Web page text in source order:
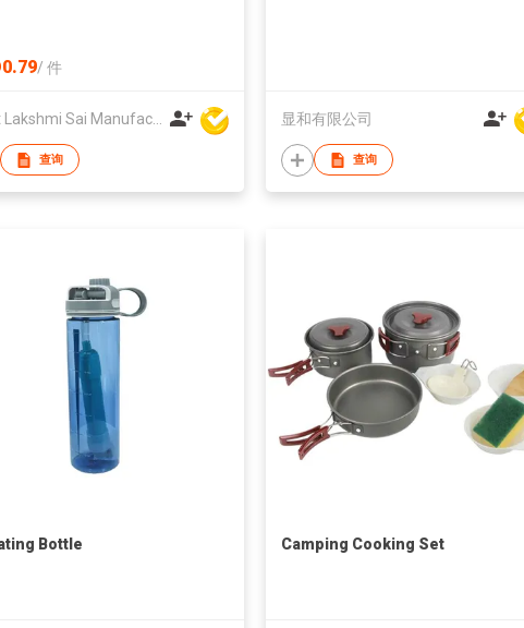
/ 件
查询
显和有限公司
查询
Bottle Camping Cooking Set